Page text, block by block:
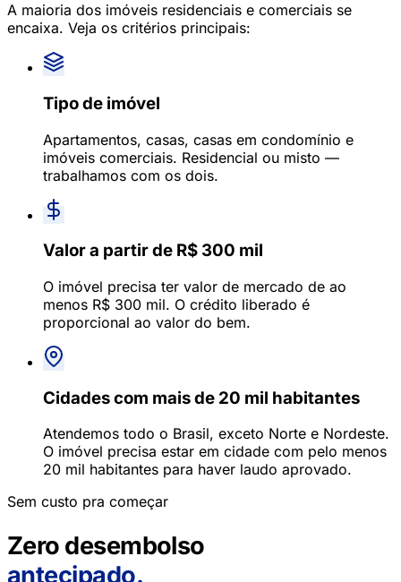
A maioria dos imóveis residenciais e comerciais se
encaixa. Veja os critérios principais:
Tipo de imóvel
Apartamentos, casas, casas em condomínio e
imóveis comerciais. Residencial ou misto —
trabalhamos com os dois.
Valor a partir de R$ 300 mil
O imóvel precisa ter valor de mercado de ao
menos R$ 300 mil. O crédito liberado é
proporcional ao valor do bem.
Cidades com mais de 20 mil habitantes
Atendemos todo o Brasil, exceto Norte e Nordeste.
O imóvel precisa estar em cidade com pelo menos
20 mil habitantes para haver laudo aprovado.
Sem custo pra começar
Zero desembolso
antecipado.